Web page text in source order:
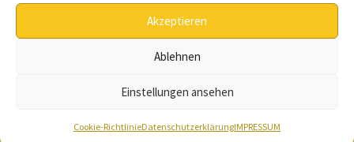
Akzeptieren
Ablehnen
Einstellungen ansehen
Cookie-RichtlinieDatenschutzerklärungIMPRESSUM
Datenschutzerklärung (DS-GVO)
Webdesign & Umsetzunginphusion.com